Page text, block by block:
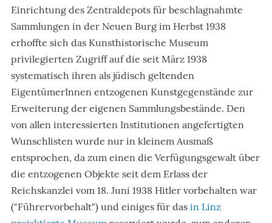
Einrichtung des Zentraldepots für beschlagnahmte
Sammlungen in der Neuen Burg im Herbst 1938
erhoffte sich das Kunsthistorische Museum
privilegierten Zugriff auf die seit März 1938
systematisch ihren als jüdisch geltenden
EigentümerInnen entzogenen Kunstgegenstände zur
Erweiterung der eigenen Sammlungsbestände. Den
von allen interessierten Institutionen angefertigten
Wunschlisten wurde nur in kleinem Ausmaß
entsprochen, da zum einen die Verfügungsgewalt über
die entzogenen Objekte seit dem Erlass der
Reichskanzlei vom 18. Juni 1938 Hitler vorbehalten war
("Führervorbehalt") und einiges für das in Linz